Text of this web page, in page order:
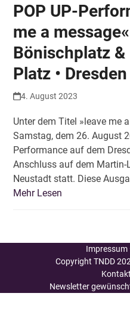
POP UP-
me a
Bönischplatz
Platz • Dresden
4. August 2023
Unter dem Titel »leave me
Samstag, dem 26. August
Performance auf dem
Anschluss auf dem Martin-
Neustadt statt. Diese
Mehr Lesen
Impressum
Copyright TNDD
Newsletter